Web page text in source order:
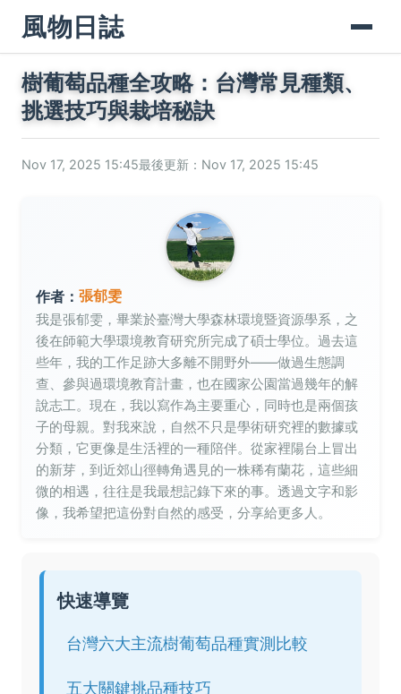
風物日誌
樹葡萄品種全攻略：台灣常見種類、
挑選技巧與栽培秘訣
Nov 17, 2025 15:45最後更新：Nov 17, 2025 15:45
作者： 張郁雯
我是張郁雯，畢業於臺灣大學森林環境暨資源學系，之
後在師範大學環境教育研究所完成了碩士學位。過去這
些年，我的工作足跡大多離不開野外——做過生態調
查、參與過環境教育計畫，也在國家公園當過幾年的解
說志工。現在，我以寫作為主要重心，同時也是兩個孩
子的母親。對我來說，自然不只是學術研究裡的數據或
分類，它更像是生活裡的一種陪伴。從家裡陽台上冒出
的新芽，到近郊山徑轉角遇見的一株稀有蘭花，這些細
微的相遇，往往是我最想記錄下來的事。透過文字和影
像，我希望把這份對自然的感受，分享給更多人。
快速導覽
台灣六大主流樹葡萄品種實測比較
五大關鍵挑品種技巧